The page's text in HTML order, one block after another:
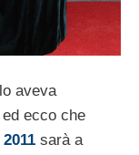
lo aveva
ecco che
sarà a